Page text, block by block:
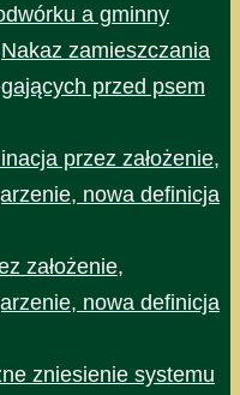
a gminny
Nakaz zamieszczania
przed psem
przez założenie,
nowa definicja
założenie,
nowa definicja
zniesienie systemu